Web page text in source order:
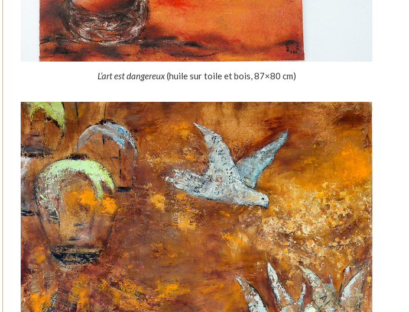
L’art est dangereux(huile sur toile et bois, 87×80 cm)